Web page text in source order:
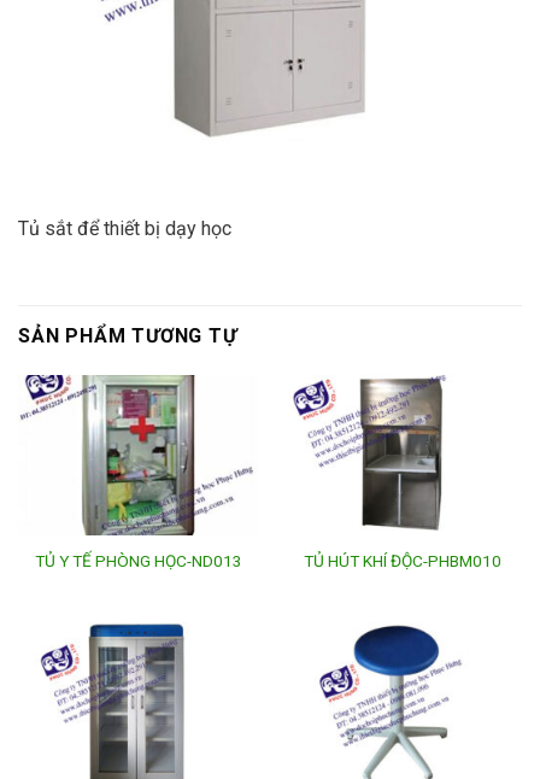
Tủ sắt để thiết bị dạy học
SẢN PHẨM TƯƠNG TỰ
TỦ Y TẾ PHÒNG HỌC-ND013 TỦ HÚT KHÍ ĐỘC-PHBM010